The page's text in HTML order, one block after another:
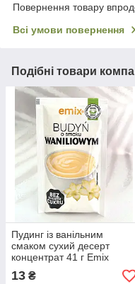
Повернення товару
Всі умови повернення
Подібні товари
Пудинг із ванільним
смаком сухий десерт
концентрат 41 г Emix
Польща
13 ₴